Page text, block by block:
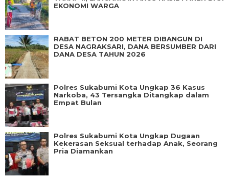
EKONOMI WARGA
RABAT BETON 200 METER DIBANGUN DI
DESA NAGRAKSARI, DANA BERSUMBER DARI
DANA DESA TAHUN 2026
Polres Sukabumi Kota Ungkap 36 Kasus
Narkoba, 43 Tersangka Ditangkap dalam
Empat Bulan
Polres Sukabumi Kota Ungkap Dugaan
Kekerasan Seksual terhadap Anak, Seorang
Pria Diamankan